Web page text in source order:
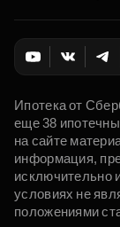
Ипотека от
еще 38
на сайте
информация,
исключительно
условиях не
положениями